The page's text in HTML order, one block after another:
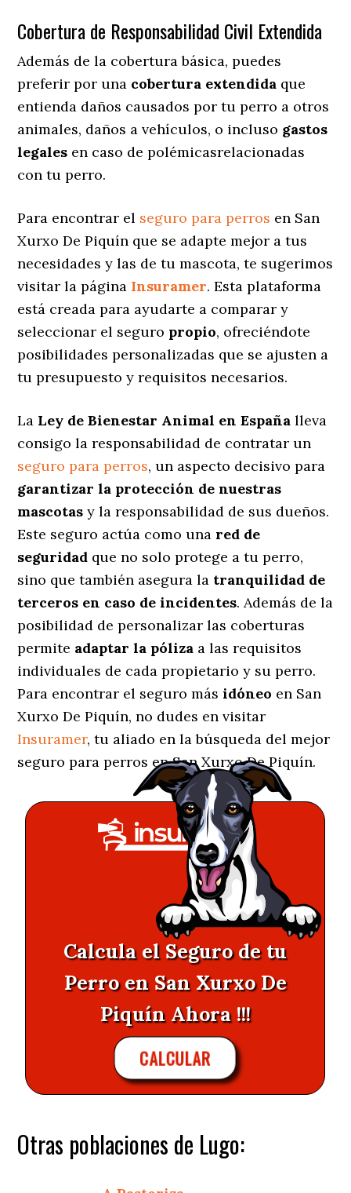
Cobertura de Responsabilidad Civil Extendida
Además de la cobertura básica, puedes
preferir por una cobertura extendida que
entienda daños causados por tu perro a otros
animales, daños a vehículos, o incluso gastos
legales en caso de polémicasrelacionadas
con tu perro.
Para encontrar el seguro para perros en San
Xurxo De Piquín que se adapte mejor a tus
necesidades y las de tu mascota, te sugerimos
visitar la página Insuramer. Esta plataforma
está creada para ayudarte a comparar y
seleccionar el seguro propio, ofreciéndote
posibilidades personalizadas que se ajusten a
tu presupuesto y requisitos necesarios.
La Ley de Bienestar Animal en España lleva
consigo la responsabilidad de contratar un
seguro para perros, un aspecto decisivo para
garantizar la protección de nuestras
mascotas y la responsabilidad de sus dueños.
Este seguro actúa como una red de
seguridad que no solo protege a tu perro,
sino que también asegura la tranquilidad de
terceros en caso de incidentes. Además de la
posibilidad de personalizar las coberturas
permite adaptar la póliza a las requisitos
individuales de cada propietario y su perro.
Para encontrar el seguro másidóneo en San
Xurxo De Piquín, no dudes en visitar
Insuramer, tu aliado en la búsqueda del mejor
seguro para perros en San Xurxo De Piquín.
Calcula el Seguro de tu
Perro en San Xurxo De
Piquín Ahora !!!
CALCULAR
Otras poblaciones de Lugo: